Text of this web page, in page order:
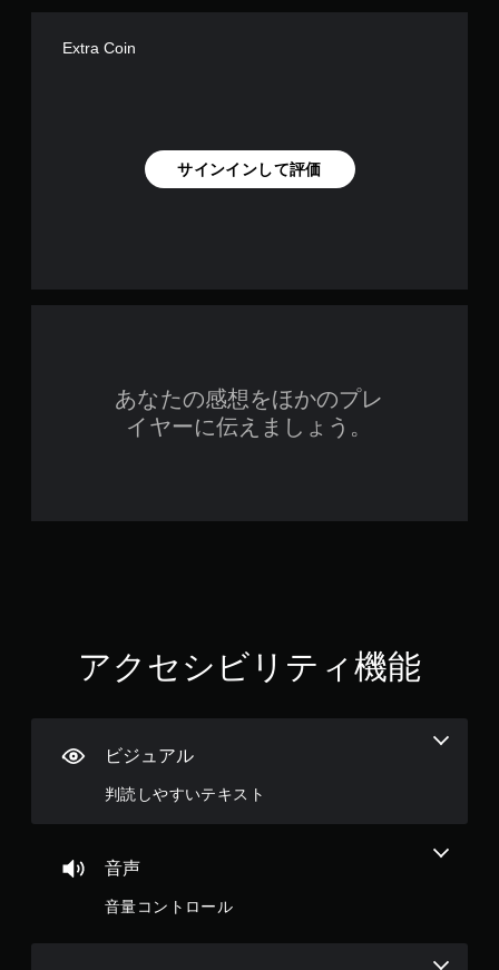
Extra Coin
サインインして評価
あなたの感想をほかのプレ
イヤーに伝えましょう。
アクセシビリティ機能
ビジュアル
判読しやすいテキスト
音声
音量コントロール
レ
可
動
機
プ
テ
ィ
使
わ
ー
を
で
ま